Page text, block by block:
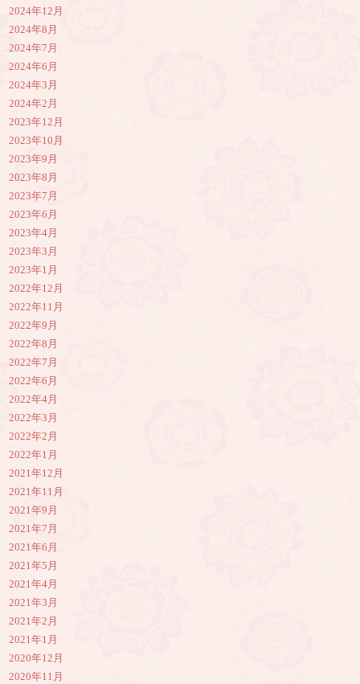
2024年12月
2024年8月
2024年7月
2024年6月
2024年3月
2024年2月
2023年12月
2023年10月
2023年9月
2023年8月
2023年7月
2023年6月
2023年4月
2023年3月
2023年1月
2022年12月
2022年11月
2022年9月
2022年8月
2022年7月
2022年6月
2022年4月
2022年3月
2022年2月
2022年1月
2021年12月
2021年11月
2021年9月
2021年7月
2021年6月
2021年5月
2021年4月
2021年3月
2021年2月
2021年1月
2020年12月
2020年11月